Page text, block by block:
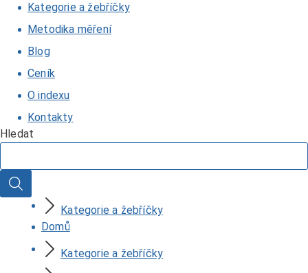
Kategorie a žebříčky
Metodika měření
Blog
Ceník
O indexu
Kontakty
Hledat
Hledat
Kategorie a žebříčky
Domů
Kategorie a žebříčky